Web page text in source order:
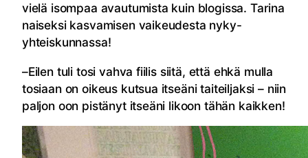
vielä isompaa avautumista kuin blogissa. Tarina
naiseksi kasvamisen vaikeudesta nyky-
yhteiskunnassa!
–Eilen tuli tosi vahva fiilis siitä, että ehkä mulla
tosiaan on oikeus kutsua itseäni taiteiljaksi – niin
paljon oon pistänyt itseäni likoon tähän kaikken!